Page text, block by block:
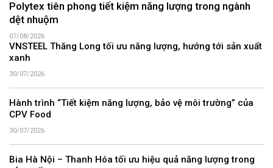
Polytex tiên phong tiết kiệm năng lượng trong ngành
dệt nhuộm
07/08/2026
VNSTEEL Thăng Long tối ưu năng lượng, hướng tới sản xuất
xanh
30/07/2026
Hành trình “Tiết kiệm năng lượng, bảo vệ môi trường” của
CPV Food
30/07/2026
Bia Hà Nội – Thanh Hóa tối ưu hiệu quả năng lượng trong